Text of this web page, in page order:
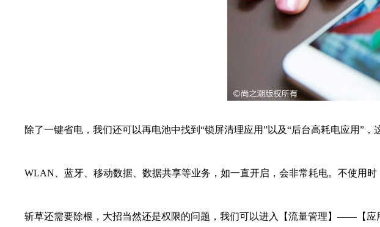
除了一键省电，我们还可以再电池中找到“锁屏清理应用”以及“后台高耗电应用”，
WLAN、蓝牙、移动数据、数据共享等业务，如一直开启，会非常耗电。不使用时
斩草还需要除根，大招当然还是权限的问题，我们可以进入【流量管理】——【应